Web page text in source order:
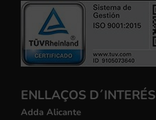
ENLLAÇOS D´INTERÉS
Adda Alicante